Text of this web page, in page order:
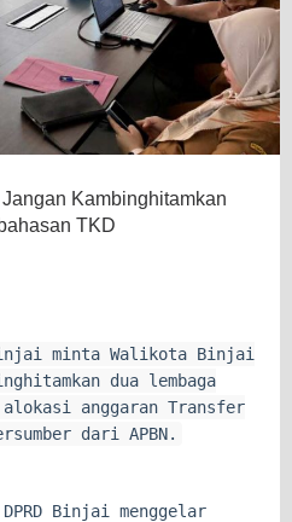
Kambinghitamkan
TKD
minta Walikota Binjai
dua lembaga
anggaran Transfer
dari APBN.
Binjai menggelar